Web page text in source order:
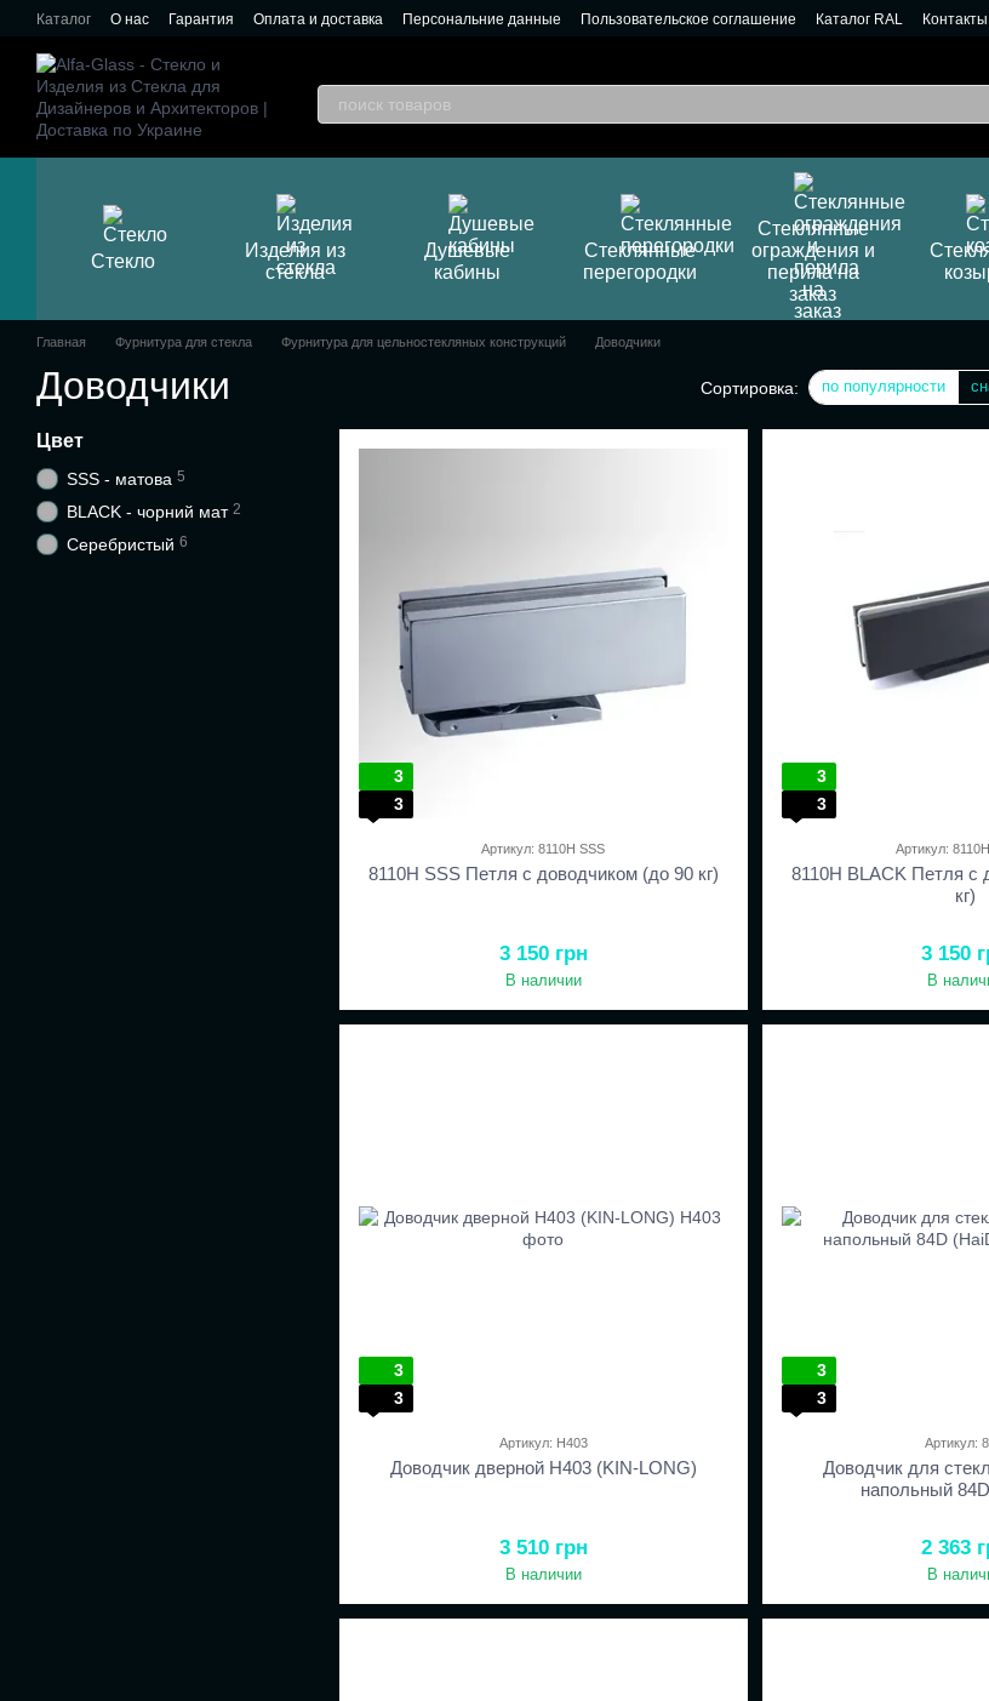
Перейти к основному контенту
Каталог О нас Гарантия Оплата и доставка Персональние данные Пользовательское соглашение Каталог RAL Контакты
Стекло
Изделия из
стекла
Душевые
кабины
Стеклянные
перегородки
Стеклянные
ограждения и
перила на
заказ
Главная Фурнитура для стекла Фурнитура для цельностекляных конструкций Доводчики
Доводчики Сортировка: по популярности
3
3
Артикул: 8110H SSS
8110H SSS Петля с доводчиком (до 90 кг)
3 150 грн
В наличии
3
3
Артикул:
8110H BLACK Петля с
кг)
3 150
В
3
3
Артикул: H403
Доводчик дверной H403 (KIN-LONG)
3 510 грн
В наличии
3
3
Артикул:
Доводчик для
напольный
2 363
В
Цвет
SSS - матова 5
BLACK - чорний мат 2
Серебристый 6